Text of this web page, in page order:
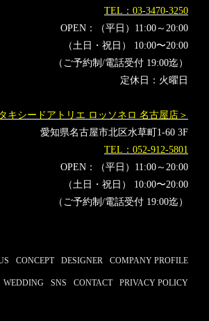
TEL：03-3470-3250
OPEN：（平日）11:00～20:00
（土日・祝日） 10:00〜20:00
（ご予約制/電話受付 19:00迄）
定休日：火曜日
キシードアトリエ ロッソネロ 名古屋店＞
愛知県名古屋市北区水草町1-60 3F
TEL：052-912-5801
OPEN：（平日）11:00～20:00
（土日・祝日） 10:00〜20:00
（ご予約制/電話受付 19:00迄）
CONCEPT DESIGNER COMPANY PROFILE
WEDDING SNS CONTACT PRIVACY POLICY